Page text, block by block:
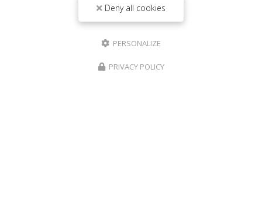
Deny all cookies
PERSONALIZE
PRIVACY POLICY